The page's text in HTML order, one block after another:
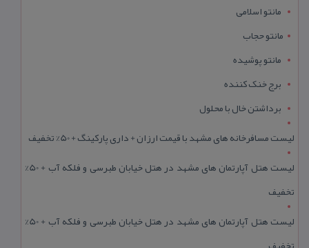
مانتو اسلامی
مانتو حجاب
مانتو پوشیده
برج خنک کننده
برداشتن خال با محلول
لیست مسافرخانه های مشهد با قیمت ارزان + داری پارکینگ + 50% تخفیف
لیست هتل آپارتمان های مشهد در هتل خیابان طبرسی و فلکه آب + 50%
تخفیف
لیست هتل آپارتمان های مشهد در هتل خیابان طبرسی و فلکه آب + 50%